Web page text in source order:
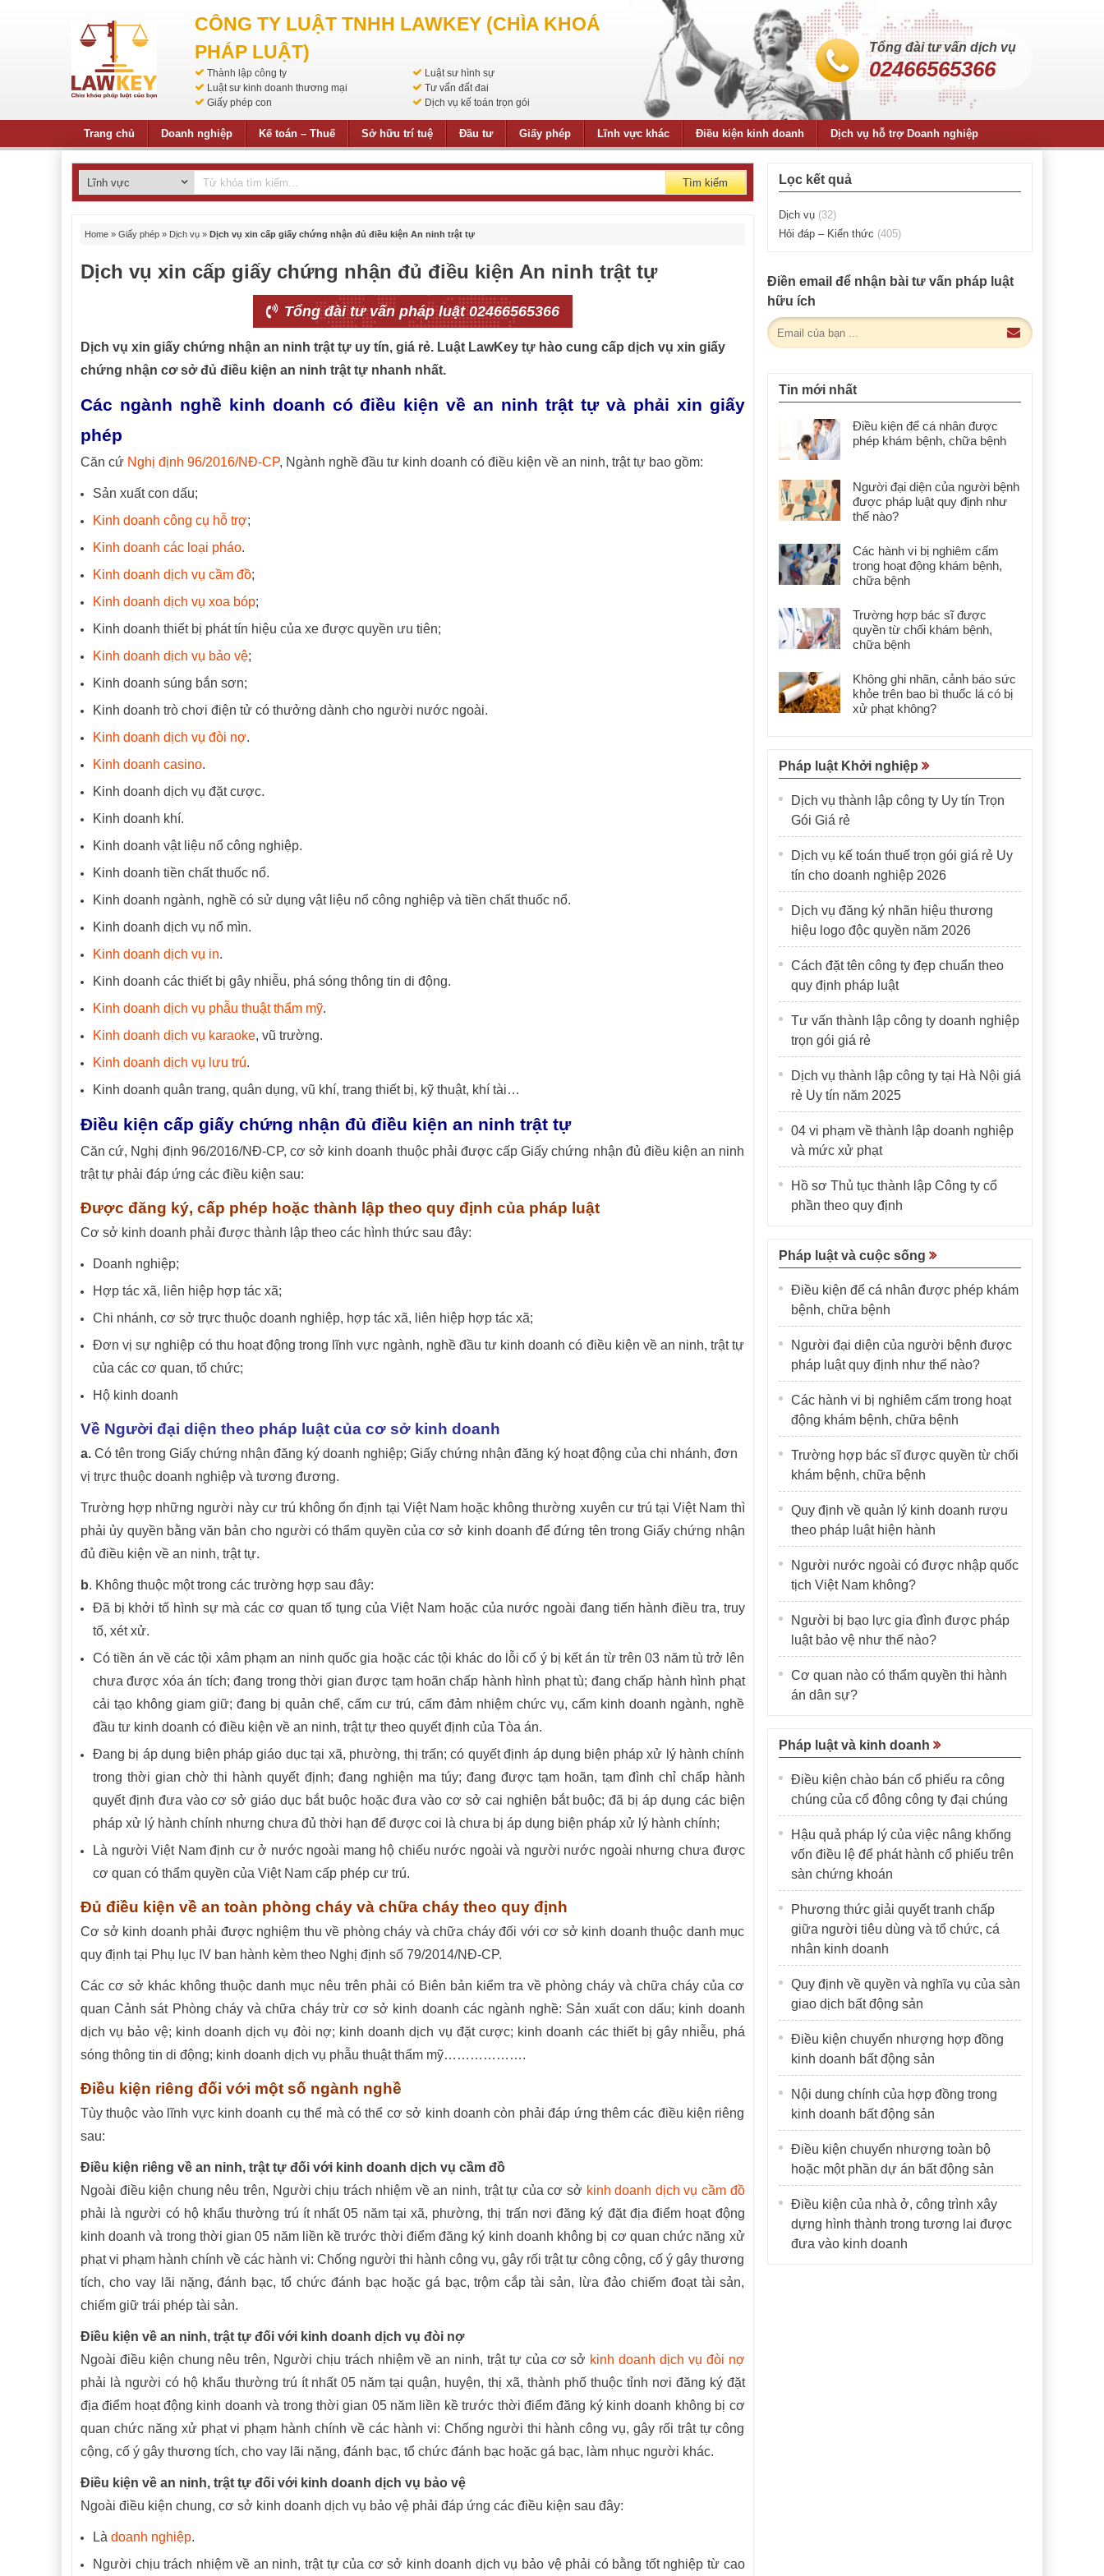
CÔNG TY LUẬT TNHH LAWKEY (CHÌA KHOÁ
PHÁP LUẬT)
Thành lập công ty
Luật sư hình sự
Luật sư kinh doanh thương mại
Tư vấn đất đai
Giấy phép con
Dịch vụ kế toán trọn gói
Tổng đài tư vấn dịch vụ
02466565366
Trang chủ Doanh nghiệp Kế toán – Thuế Sở hữu trí tuệ Đầu tư Giấy phép Lĩnh vực khác Điều kiện kinh doanh Dịch vụ hỗ trợ Doanh nghiệp
Tìm kiếm
Home » Giấy phép » Dịch vụ » Dịch vụ xin cấp giấy chứng nhận đủ điều kiện An ninh trật tự
Dịch vụ xin cấp giấy chứng nhận đủ điều kiện An ninh trật tự
Tổng đài tư vấn pháp luật 02466565366
Dịch vụ xin giấy chứng nhận an ninh trật tự uy tín, giá rẻ. Luật LawKey tự hào cung cấp dịch vụ xin giấy
chứng nhận cơ sở đủ điều kiện an ninh trật tự nhanh nhất.
Các ngành nghề kinh doanh có điều kiện về an ninh trật tự và phải xin giấy
phép
Căn cứ Nghị định 96/2016/NĐ-CP, Ngành nghề đầu tư kinh doanh có điều kiện về an ninh, trật tự bao gồm:
Sản xuất con dấu;
Kinh doanh công cụ hỗ trợ;
Kinh doanh các loại pháo.
Kinh doanh dịch vụ cầm đồ;
Kinh doanh dịch vụ xoa bóp;
Kinh doanh thiết bị phát tín hiệu của xe được quyền ưu tiên;
Kinh doanh dịch vụ bảo vệ;
Kinh doanh súng bắn sơn;
Kinh doanh trò chơi điện tử có thưởng dành cho người nước ngoài.
Kinh doanh dịch vụ đòi nợ.
Kinh doanh casino.
Kinh doanh dịch vụ đặt cược.
Kinh doanh khí.
Kinh doanh vật liệu nổ công nghiệp.
Kinh doanh tiền chất thuốc nổ.
Kinh doanh ngành, nghề có sử dụng vật liệu nổ công nghiệp và tiền chất thuốc nổ.
Kinh doanh dịch vụ nổ mìn.
Kinh doanh dịch vụ in.
Kinh doanh các thiết bị gây nhiễu, phá sóng thông tin di động.
Kinh doanh dịch vụ phẫu thuật thẩm mỹ.
Kinh doanh dịch vụ karaoke, vũ trường.
Kinh doanh dịch vụ lưu trú.
Kinh doanh quân trang, quân dụng, vũ khí, trang thiết bị, kỹ thuật, khí tài…
Điều kiện cấp giấy chứng nhận đủ điều kiện an ninh trật tự
Căn cứ, Nghị định 96/2016/NĐ-CP, cơ sở kinh doanh thuộc phải được cấp Giấy chứng nhận đủ điều kiện an ninh
trật tự phải đáp ứng các điều kiện sau:
Được đăng ký, cấp phép hoặc thành lập theo quy định của pháp luật
Cơ sở kinh doanh phải được thành lập theo các hình thức sau đây:
Doanh nghiệp;
Hợp tác xã, liên hiệp hợp tác xã;
Chi nhánh, cơ sở trực thuộc doanh nghiệp, hợp tác xã, liên hiệp hợp tác xã;
Đơn vị sự nghiệp có thu hoạt động trong lĩnh vực ngành, nghề đầu tư kinh doanh có điều kiện về an ninh, trật tự
của các cơ quan, tổ chức;
Hộ kinh doanh
Về Người đại diện theo pháp luật của cơ sở kinh doanh
a. Có tên trong Giấy chứng nhận đăng ký doanh nghiệp; Giấy chứng nhận đăng ký hoạt động của chi nhánh, đơn
vị trực thuộc doanh nghiệp và tương đương.
Trường hợp những người này cư trú không ổn định tại Việt Nam hoặc không thường xuyên cư trú tại Việt Nam thì
phải ủy quyền bằng văn bản cho người có thẩm quyền của cơ sở kinh doanh để đứng tên trong Giấy chứng nhận
đủ điều kiện về an ninh, trật tự.
b. Không thuộc một trong các trường hợp sau đây:
Đã bị khởi tố hình sự mà các cơ quan tố tụng của Việt Nam hoặc của nước ngoài đang tiến hành điều tra, truy
tố, xét xử.
Có tiền án về các tội xâm phạm an ninh quốc gia hoặc các tội khác do lỗi cố ý bị kết án từ trên 03 năm tù trở lên
chưa được xóa án tích; đang trong thời gian được tạm hoãn chấp hành hình phạt tù; đang chấp hành hình phạt
cải tạo không giam giữ; đang bị quản chế, cấm cư trú, cấm đảm nhiệm chức vụ, cấm kinh doanh ngành, nghề
đầu tư kinh doanh có điều kiện về an ninh, trật tự theo quyết định của Tòa án.
Đang bị áp dụng biện pháp giáo dục tại xã, phường, thị trấn; có quyết định áp dụng biện pháp xử lý hành chính
trong thời gian chờ thi hành quyết định; đang nghiện ma túy; đang được tạm hoãn, tạm đình chỉ chấp hành
quyết định đưa vào cơ sở giáo dục bắt buộc hoặc đưa vào cơ sở cai nghiện bắt buộc; đã bị áp dụng các biện
pháp xử lý hành chính nhưng chưa đủ thời hạn để được coi là chưa bị áp dụng biện pháp xử lý hành chính;
Là người Việt Nam định cư ở nước ngoài mang hộ chiếu nước ngoài và người nước ngoài nhưng chưa được
cơ quan có thẩm quyền của Việt Nam cấp phép cư trú.
Đủ điều kiện về an toàn phòng cháy và chữa cháy theo quy định
Cơ sở kinh doanh phải được nghiệm thu về phòng cháy và chữa cháy đối với cơ sở kinh doanh thuộc danh mục
quy định tại Phụ lục IV ban hành kèm theo Nghị định số 79/2014/NĐ-CP.
Các cơ sở khác không thuộc danh mục nêu trên phải có Biên bản kiểm tra về phòng cháy và chữa cháy của cơ
quan Cảnh sát Phòng cháy và chữa cháy trừ cơ sở kinh doanh các ngành nghề: Sản xuất con dấu; kinh doanh
dịch vụ bảo vệ; kinh doanh dịch vụ đòi nợ; kinh doanh dịch vụ đặt cược; kinh doanh các thiết bị gây nhiễu, phá
sóng thông tin di động; kinh doanh dịch vụ phẫu thuật thẩm mỹ……………….
Điều kiện riêng đối với một số ngành nghề
Tùy thuộc vào lĩnh vực kinh doanh cụ thể mà có thể cơ sở kinh doanh còn phải đáp ứng thêm các điều kiện riêng
sau:
Điều kiện riêng về an ninh, trật tự đối với kinh doanh dịch vụ cầm đồ
Ngoài điều kiện chung nêu trên, Người chịu trách nhiệm về an ninh, trật tự của cơ sở kinh doanh dịch vụ cầm đồ
phải là người có hộ khẩu thường trú ít nhất 05 năm tại xã, phường, thị trấn nơi đăng ký đặt địa điểm hoạt động
kinh doanh và trong thời gian 05 năm liền kề trước thời điểm đăng ký kinh doanh không bị cơ quan chức năng xử
phạt vi phạm hành chính về các hành vi: Chống người thi hành công vụ, gây rối trật tự công cộng, cố ý gây thương
tích, cho vay lãi nặng, đánh bạc, tổ chức đánh bạc hoặc gá bạc, trộm cắp tài sản, lừa đảo chiếm đoạt tài sản,
chiếm giữ trái phép tài sản.
Điều kiện về an ninh, trật tự đối với kinh doanh dịch vụ đòi nợ
Ngoài điều kiện chung nêu trên, Người chịu trách nhiệm về an ninh, trật tự của cơ sở kinh doanh dịch vụ đòi nợ
phải là người có hộ khẩu thường trú ít nhất 05 năm tại quận, huyện, thị xã, thành phố thuộc tỉnh nơi đăng ký đặt
địa điểm hoạt động kinh doanh và trong thời gian 05 năm liền kề trước thời điểm đăng ký kinh doanh không bị cơ
quan chức năng xử phạt vi phạm hành chính về các hành vi: Chống người thi hành công vụ, gây rối trật tự công
cộng, cố ý gây thương tích, cho vay lãi nặng, đánh bạc, tổ chức đánh bạc hoặc gá bạc, làm nhục người khác.
Điều kiện về an ninh, trật tự đối với kinh doanh dịch vụ bảo vệ
Ngoài điều kiện chung, cơ sở kinh doanh dịch vụ bảo vệ phải đáp ứng các điều kiện sau đây:
Là doanh nghiệp.
Người chịu trách nhiệm về an ninh, trật tự của cơ sở kinh doanh dịch vụ bảo vệ phải có bằng tốt nghiệp từ cao
Lọc kết quả
Dịch vụ (32)
Hỏi đáp – Kiến thức (405)
Điền email để nhận bài tư vấn pháp luật
hữu ích
Tin mới nhất
Điều kiện để cá nhân được
phép khám bệnh, chữa bệnh
Người đại diện của người bệnh
được pháp luật quy định như
thế nào?
Các hành vi bị nghiêm cấm
trong hoạt động khám bệnh,
chữa bệnh
Trường hợp bác sĩ được
quyền từ chối khám bệnh,
chữa bệnh
Không ghi nhãn, cảnh báo sức
khỏe trên bao bì thuốc lá có bị
xử phạt không?
Pháp luật Khởi nghiệp
Dịch vụ thành lập công ty Uy tín Trọn
Gói Giá rẻ
Dịch vụ kế toán thuế trọn gói giá rẻ Uy
tín cho doanh nghiệp 2026
Dịch vụ đăng ký nhãn hiệu thương
hiệu logo độc quyền năm 2026
Cách đặt tên công ty đẹp chuẩn theo
quy định pháp luật
Tư vấn thành lập công ty doanh nghiệp
trọn gói giá rẻ
Dịch vụ thành lập công ty tại Hà Nội giá
rẻ Uy tín năm 2025
04 vi phạm về thành lập doanh nghiệp
và mức xử phạt
Hồ sơ Thủ tục thành lập Công ty cổ
phần theo quy định
Pháp luật và cuộc sống
Điều kiện để cá nhân được phép khám
bệnh, chữa bệnh
Người đại diện của người bệnh được
pháp luật quy định như thế nào?
Các hành vi bị nghiêm cấm trong hoạt
động khám bệnh, chữa bệnh
Trường hợp bác sĩ được quyền từ chối
khám bệnh, chữa bệnh
Quy định về quản lý kinh doanh rượu
theo pháp luật hiện hành
Người nước ngoài có được nhập quốc
tịch Việt Nam không?
Người bị bạo lực gia đình được pháp
luật bảo vệ như thế nào?
Cơ quan nào có thẩm quyền thi hành
án dân sự?
Pháp luật và kinh doanh
Điều kiện chào bán cổ phiếu ra công
chúng của cổ đông công ty đại chúng
Hậu quả pháp lý của việc nâng khống
vốn điều lệ để phát hành cổ phiếu trên
sàn chứng khoán
Phương thức giải quyết tranh chấp
giữa người tiêu dùng và tổ chức, cá
nhân kinh doanh
Quy định về quyền và nghĩa vụ của sàn
giao dịch bất động sản
Điều kiện chuyển nhượng hợp đồng
kinh doanh bất động sản
Nội dung chính của hợp đồng trong
kinh doanh bất động sản
Điều kiện chuyển nhượng toàn bộ
hoặc một phần dự án bất động sản
Điều kiện của nhà ở, công trình xây
dựng hình thành trong tương lai được
đưa vào kinh doanh